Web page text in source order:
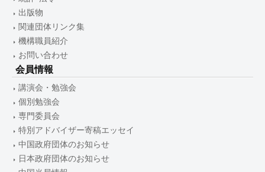
出版物
関連団体リンク集
機構職員紹介
お問い合わせ
会員情報
講演会・勉強会
個別勉強会
専門委員会
特別アドバイザー寄稿エッセイ
中国政府団体のお知らせ
日本政府団体のお知らせ